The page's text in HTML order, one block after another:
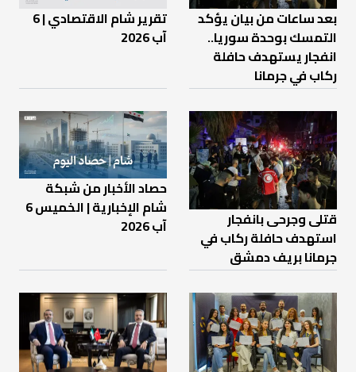
بعد ساعات من بيان يؤكد
التمسك بوحدة سوريا..
انفجار يستهدف حافلة
ركاب في جرمانا
تقرير شام الاقتصادي | 6
آب 2026
قتلى وجرحى بانفجار
استهدف حافلة ركاب في
جرمانا بريف دمشق
حصاد الأخبار من شبكة
شام الإخبارية | الخميس 6
آب 2026